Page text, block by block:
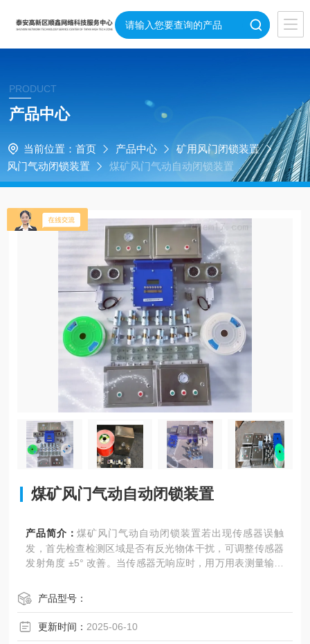
PRODUCT
产品中心
当前位置： 首页 产品中心
矿用风门闭锁装置
风门气动闭锁装置
煤矿风门气动自动闭锁装置
煤矿风门气动自动闭锁装置
产品简介：煤矿风门气动自动闭锁装置若出现传感器误触
发，首先检查检测区域是否有反光物体干扰，可调整传感器
发射角度 ±5° 改善。当传感器无响应时，用万用表测量输出
蔽层电阻≤1Ω），传感器表面煤尘可用压缩空气（压力≤0.3
MPa）吹扫，严重磨损的透镜需更换（更换后需重新校准对
射精度）
产品型号：
更新时间： 2025-06-10